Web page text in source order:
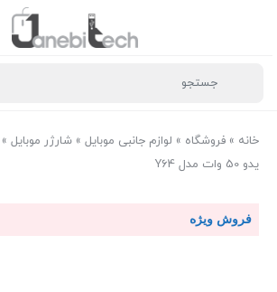
خانه » فروشگاه » لوازم جانبی موبایل » شارژر موبایل »
یدو 50 وات مدل Y64
فروش ویژه